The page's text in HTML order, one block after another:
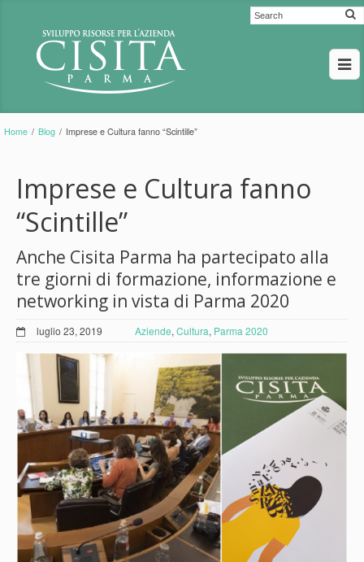
Home / Blog / Imprese e Cultura fanno “Scintille”
Imprese e Cultura fanno
“Scintille”
Anche Cisita Parma ha partecipato alla
tre giorni di formazione, informazione e
networking in vista di Parma 2020
luglio 23, 2019 Aziende, Cultura, Parma 2020